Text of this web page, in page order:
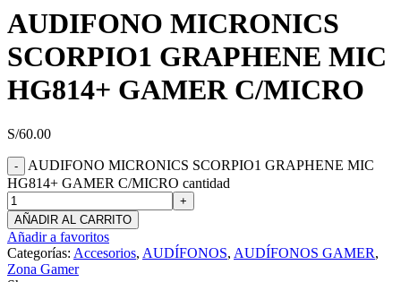
AUDIFONO MICRONICS
SCORPIO1 GRAPHENE MIC
HG814+ GAMER C/MICRO
S/60.00
AUDIFONO MICRONICS SCORPIO1 GRAPHENE MIC
HG814+ GAMER C/MICRO cantidad
AÑADIR AL CARRITO
Añadir a favoritos
Categorías: Accesorios, AUDÍFONOS, AUDÍFONOS GAMER,
Zona Gamer